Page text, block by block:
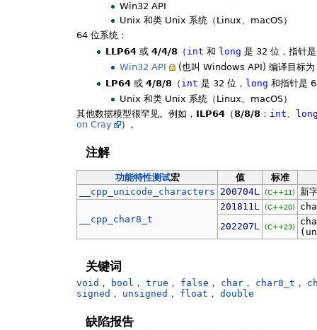
Win32 API
Unix 和类 Unix 系统（Linux、macOS）
64 位系统：
LLP64或 4/4/8（ int 和 long 是 32 位，指针
Win32 API
(也叫 Windows API) 编译目标
LP64或 4/8/8（ int 是 32 位， long 和指针是
Unix 和类 Unix 系统（Linux、macOS）
其他数据模型很罕见。例如， ILP64 （8/8/8 ： int、
on Cray
）。
注解
功能特性测试宏 值
标准
__cpp_unicode_characters 200704L (C++11) 新
__cpp_char8_t
201811L (C++20)
202207L
(C++23)
关键词
void ， bool ， true ， false ， char ， char8_t ，
signed ， unsigned ， float ， double
缺陷报告